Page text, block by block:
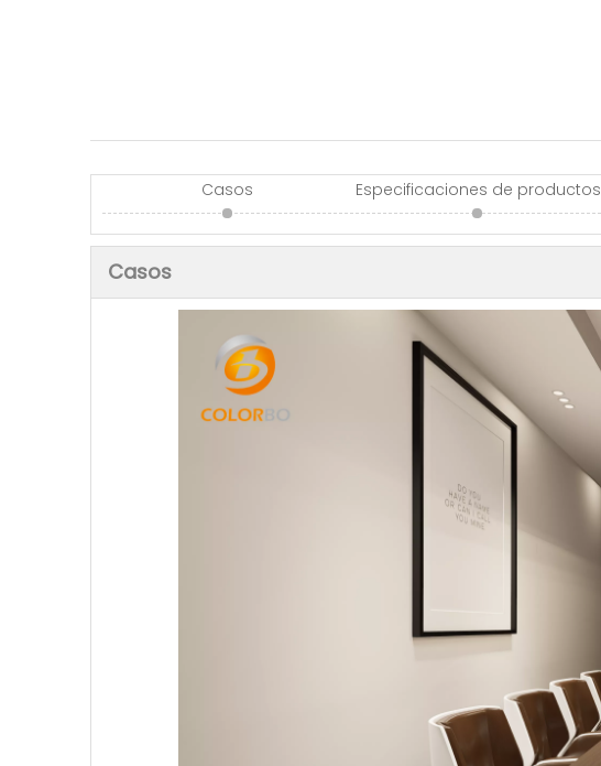
Casos Especificaciones de productos
Casos